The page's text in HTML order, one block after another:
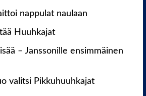
nappulat naulaan
Huuhkajat
– Janssonille ensimmäinen
valitsi Pikkuhuuhkajat